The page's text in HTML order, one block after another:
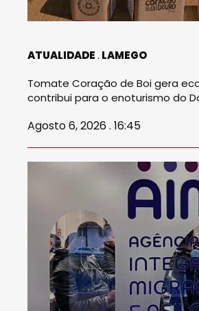
ATUALIDADE LAMEGO
Tomate Coração de Boi gera
contribui para o enoturismo do
Agosto 6, 2026 . 16:45